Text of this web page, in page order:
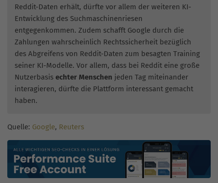
Reddit-Daten erhält, dürfte vor allem der weiteren KI-
Entwicklung des Suchmaschinenriesen
entgegenkommen. Zudem schafft Google durch die
Zahlungen wahrscheinlich Rechtssicherheit bezüglich
des Abgreifens von Reddit-Daten zum besagten Training
seiner KI-Modelle. Vor allem, dass bei Reddit eine große
Nutzerbasis echter Menschen jeden Tag miteinander
interagieren, dürfte die Plattform interessant gemacht
haben.
Quelle: Google, Reuters